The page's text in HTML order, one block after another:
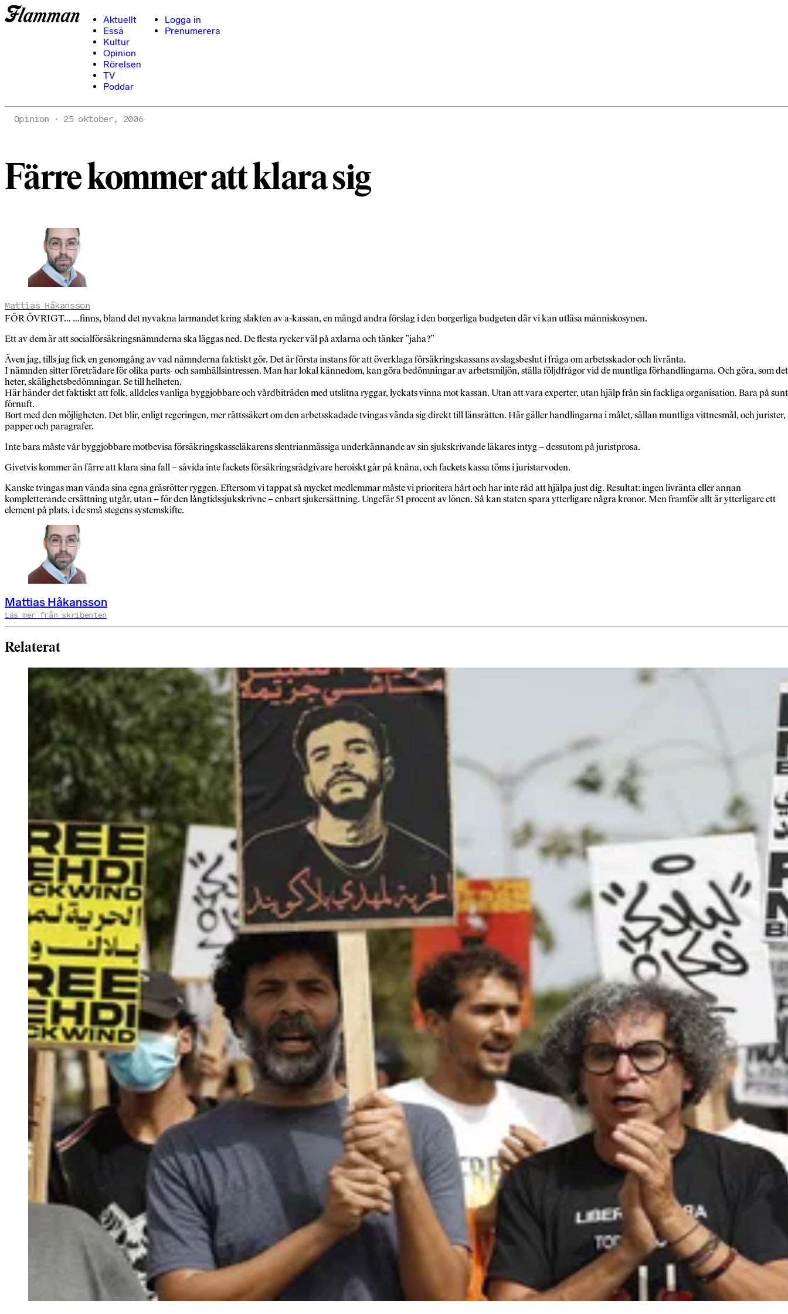
Aktuellt
Essä
Kultur
Opinion
Rörelsen
TV
Poddar
Logga in
Prenumerera
Opinion 25 oktober, 2006
Färre kommer att klara sig
Mattias Håkansson
FÖR ÖVRIGT… …finns, bland det nyvakna larmandet kring slakten av a-kassan, en mängd andra förslag i den borgerliga budgeten där vi kan utläsa människosynen.
Ett av dem är att socialförsäkringsnämnderna ska läggas ned. De flesta rycker väl på axlarna och tänker ”jaha?”
Även jag, tills jag fick en genomgång av vad nämnderna faktiskt gör. Det är första instans för att överklaga försäkringskassans avslagsbeslut i fråga om arbetsskador och livränta.
I nämnden sitter företrädare för olika parts- och samhällsintressen. Man har lokal kännedom, kan göra bedömningar av arbetsmiljön, ställa följdfrågor vid de muntliga förhandlingarna. Och göra, som det
heter, skälighetsbedömningar. Se till helheten.
Här händer det faktiskt att folk, alldeles vanliga byggjobbare och vårdbiträden med utslitna ryggar, lyckats vinna mot kassan. Utan att vara experter, utan hjälp från sin fackliga organisation. Bara på sunt
förnuft.
Bort med den möjligheten. Det blir, enligt regeringen, mer rättssäkert om den arbetsskadade tvingas vända sig direkt till länsrätten. Här gäller handlingarna i målet, sällan muntliga vittnesmål, och jurister,
papper och paragrafer.
Inte bara måste vår byggjobbare motbevisa försäkringskasseläkarens slentrianmässiga underkännande av sin sjukskrivande läkares intyg – dessutom på juristprosa.
Givetvis kommer än färre att klara sina fall – såvida inte fackets försäkringsrådgivare heroiskt går på knäna, och fackets kassa töms i juristarvoden.
Kanske tvingas man vända sina egna gräsrötter ryggen. Eftersom vi tappat så mycket medlemmar måste vi prioritera hårt och har inte råd att hjälpa just dig. Resultat: ingen livränta eller annan
kompletterande ersättning utgår, utan – för den långtidssjukskrivne – enbart sjukersättning. Ungefär 51 procent av lönen. Så kan staten spara ytterligare några kronor. Men framför allt är ytterligare ett
element på plats, i de små stegens systemskifte.
Mattias Håkansson
Läs mer från skribenten
Relaterat